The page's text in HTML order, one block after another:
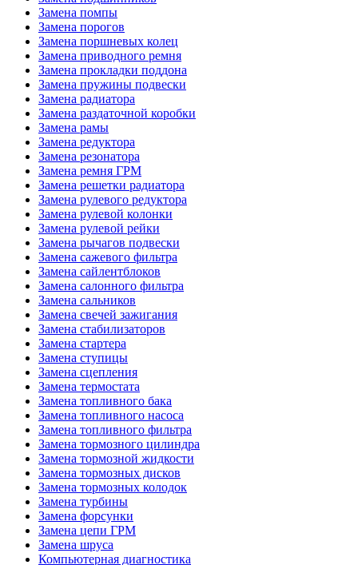
Замена помпы
Замена порогов
Замена поршневых колец
Замена приводного ремня
Замена прокладки поддона
Замена пружины подвески
Замена радиатора
Замена раздаточной коробки
Замена рамы
Замена редуктора
Замена резонатора
Замена ремня ГРМ
Замена решетки радиатора
Замена рулевого редуктора
Замена рулевой колонки
Замена рулевой рейки
Замена рычагов подвески
Замена сажевого фильтра
Замена сайлентблоков
Замена салонного фильтра
Замена сальников
Замена свечей зажигания
Замена стабилизаторов
Замена стартера
Замена ступицы
Замена сцепления
Замена термостата
Замена топливного бака
Замена топливного насоса
Замена топливного фильтра
Замена тормозного цилиндра
Замена тормозной жидкости
Замена тормозных дисков
Замена тормозных колодок
Замена турбины
Замена форсунки
Замена цепи ГРМ
Замена шруса
Компьютерная диагностика